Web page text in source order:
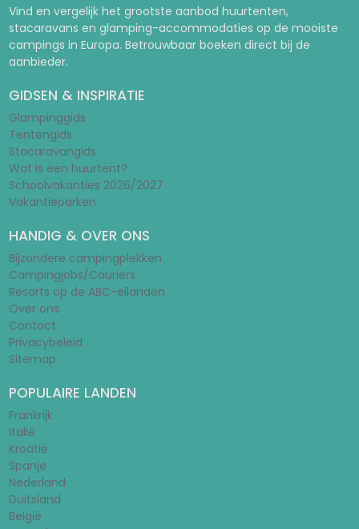
Vind en vergelijk het grootste aanbod huurtenten,
stacaravans en glamping-accommodaties op de mooiste
campings in Europa. Betrouwbaar boeken direct bij de
aanbieder.
GIDSEN & INSPIRATIE
Glampinggids
Tentengids
Stacaravangids
Wat is een huurtent?
Schoolvakanties 2026/2027
Vakantieparken
HANDIG & OVER ONS
Bijzondere campingplekken
Campingjobs/Couriers
Resorts op de ABC-eilanden
Over ons
Contact
Privacybeleid
Sitemap
POPULAIRE LANDEN
Frankrijk
Italië
Kroatië
Spanje
Nederland
Duitsland
België